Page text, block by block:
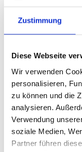
Zustimmung
Diese Webseite
Wir verwenden
personalisieren,
zu können und die
analysieren.
Verwendung
soziale Medien,
Partner führen